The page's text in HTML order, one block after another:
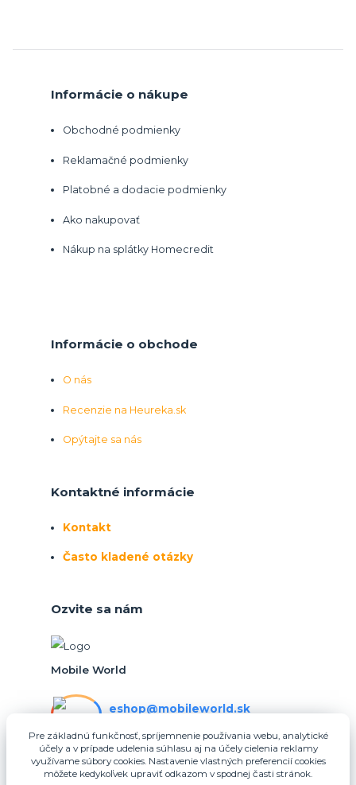
Informácie o nákupe
Obchodné podmienky
Reklamačné podmienky
Platobné a dodacie podmienky
Ako nakupovať
Nákup na splátky Homecredit
Informácie o obchode
O nás
Recenzie na Heureka.sk
Opýtajte sa nás
Kontaktné informácie
Kontakt
Často kladené otázky
Ozvite sa nám
Mobile World
eshop@mobileworld.sk
eshop@mobileworld.sk
Pre základnú funkčnosť, spríjemnenie používania webu, analytické
účely a v prípade udelenia súhlasu aj na účely cielenia reklamy
využívame súbory cookies. Nastavenie vlastných preferencií cookies
môžete kedykoľvek upraviť odkazom v spodnej časti stránok.